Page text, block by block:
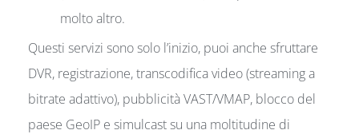
molto altro.
Questi servizi sono solo l’inizio, puoi anche sfruttare
DVR, registrazione, transcodifica video (streaming a
bitrate adattivo), pubblicità VAST/VMAP, blocco del
paese GeoIP e simulcast su una moltitudine di